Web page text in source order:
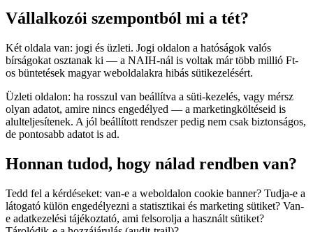
Vállalkozói szempontból mi a tét?
Két oldala van: jogi és üzleti. Jogi oldalon a hatóságok valós
bírságokat osztanak ki — a NAIH-nál is voltak már több millió Ft-
os büntetések magyar weboldalakra hibás sütikezelésért.
Üzleti oldalon: ha rosszul van beállítva a süti-kezelés, vagy mérsz
olyan adatot, amire nincs engedélyed — a marketingköltéseid is
alulteljesítenek. A jól beállított rendszer pedig nem csak biztonságos,
de pontosabb adatot is ad.
Honnan tudod, hogy nálad rendben van?
Tedd fel a kérdéseket: van-e a weboldalon cookie banner? Tudja-e a
látogató külön engedélyezni a statisztikai és marketing sütiket? Van-
e adatkezelési tájékoztató, ami felsorolja a használt sütiket?